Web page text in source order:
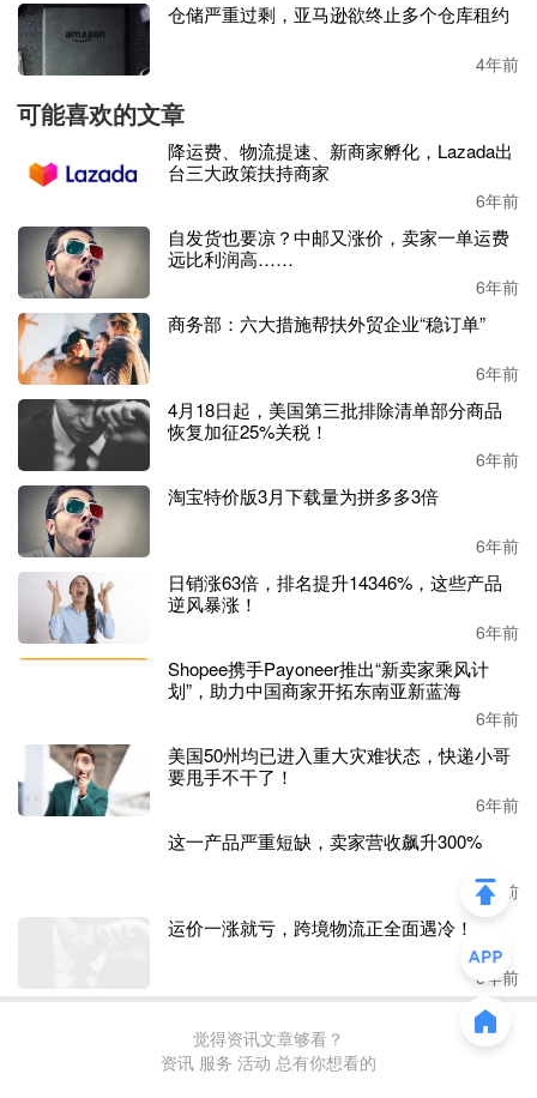
仓储严重过剩，亚马逊欲终止多个仓库租约
4年前
可能喜欢的文章
降运费、物流提速、新商家孵化，Lazada出
台三大政策扶持商家
6年前
自发货也要凉？中邮又涨价，卖家一单运费
远比利润高……
6年前
商务部：六大措施帮扶外贸企业“稳订单”
6年前
4月18日起，美国第三批排除清单部分商品
恢复加征25%关税！
6年前
淘宝特价版3月下载量为拼多多3倍
6年前
日销涨63倍，排名提升14346%，这些产品
逆风暴涨！
6年前
Shopee携手Payoneer推出“新卖家乘风计
划”，助力中国商家开拓东南亚新蓝海
6年前
美国50州均已进入重大灾难状态，快递小哥
要甩手不干了！
6年前
这一产品严重短缺，卖家营收飙升300%
6年前
运价一涨就亏，跨境物流正全面遇冷！
6年前
觉得资讯文章够看？
资讯 服务 活动 总有你想看的